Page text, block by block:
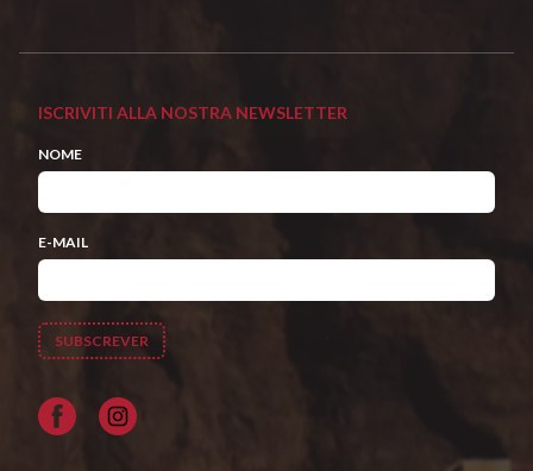
ISCRIVITI ALLA NOSTRA NEWSLETTER
NOME
E-MAIL
Facebook